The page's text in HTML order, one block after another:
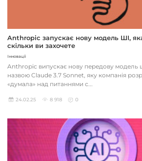
Anthropic запускає нову модель ШІ,
скільки ви захочете
Інновації
Anthropic випускає нову передову модель
назвою Claude 3.7 Sonnet, яку компанія
«думала» над питаннями с...
24.02.25 8 918 0